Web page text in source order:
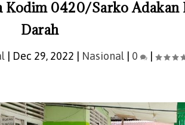
0420/Sarko Adakan
Darah
Dec 29, 2022 Nasional 0 |